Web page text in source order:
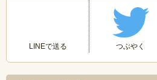
LINEで送る つぶやく